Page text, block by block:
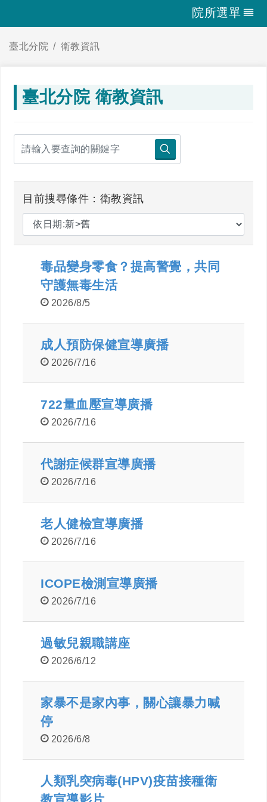
院所選單
臺北分院 衛教資訊
臺北分院 衛教資訊
目前搜尋條件：衛教資訊
毒品變身零食？提高警覺，共同
守護無毒生活
2026/8/5
成人預防保健宣導廣播
2026/7/16
722量血壓宣導廣播
2026/7/16
代謝症候群宣導廣播
2026/7/16
老人健檢宣導廣播
2026/7/16
ICOPE檢測宣導廣播
2026/7/16
過敏兒親職講座
2026/6/12
家暴不是家內事，關心讓暴力喊
停
2026/6/8
人類乳突病毒(HPV)疫苗接種衛